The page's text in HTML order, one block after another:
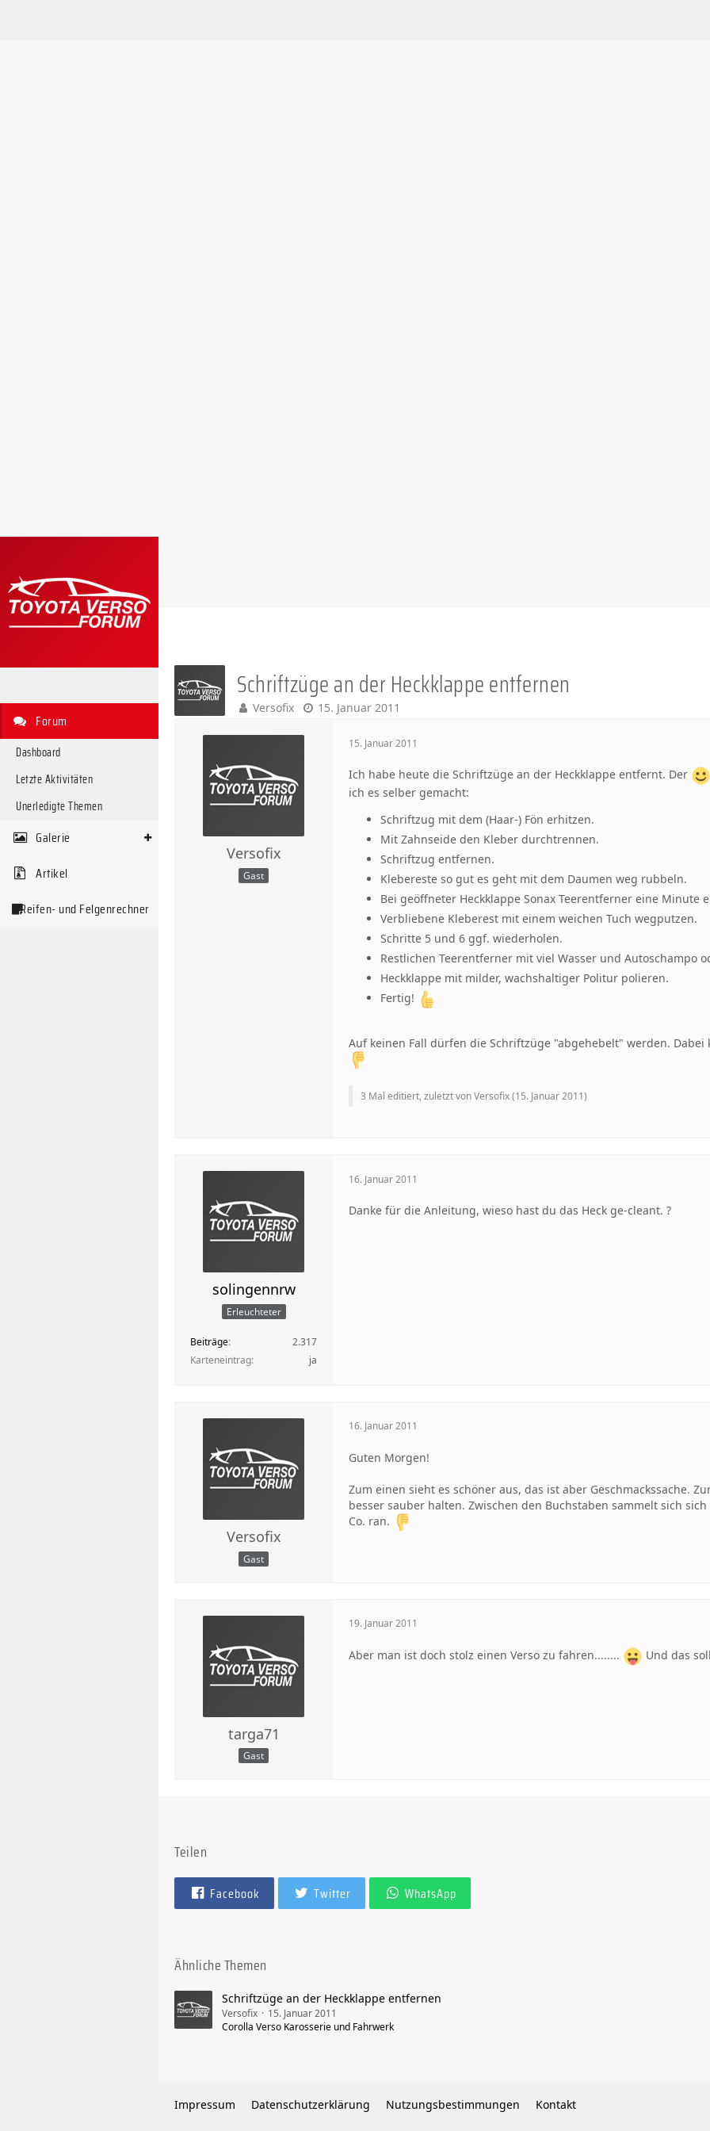
Forum
Dashboard
Letzte Aktivitäten
Unerledigte Themen
Galerie
Artikel
Reifen- und Felgenrechner
Schriftzüge an der Heckklappe entfernen
Versofix 15. Januar 2011
Versofix
Gast
15. Januar 2011
Ich habe heute die Schriftzüge an der Heckklappe entfernt. Der
ich es selber gemacht:
Schriftzug mit dem (Haar-) Fön erhitzen.
Mit Zahnseide den Kleber durchtrennen.
Schriftzug entfernen.
Klebereste so gut es geht mit dem Daumen weg rubbeln.
Bei geöffneter Heckklappe Sonax Teerentferner eine Minute
Verbliebene Kleberest mit einem weichen Tuch wegputzen.
Schritte 5 und 6 ggf. wiederholen.
Restlichen Teerentferner mit viel Wasser und Autoschampo
Heckklappe mit milder, wachshaltiger Politur polieren.
Fertig!
Auf keinen Fall dürfen die Schriftzüge "abgehebelt" werden.
3 Mal editiert, zuletzt von Versofix (15. Januar 2011)
solingennrw
Erleuchteter
Beiträge
2.317
Karteneintrag
ja
16. Januar 2011
Danke für die Anleitung, wieso hast du das Heck ge-cleant. ?
Versofix
Gast
16. Januar 2011
Guten Morgen!
Zum einen sieht es schöner aus, das ist aber Geschmackssache.
besser sauber halten. Zwischen den Buchstaben sammelt sich
Co. ran.
targa71
Gast
19. Januar 2011
Aber man ist doch stolz einen Verso zu fahren........ Und das
Teilen
Facebook Twitter WhatsApp
Ähnliche Themen
Schriftzüge an der Heckklappe entfernen
Versofix
15. Januar 2011
Corolla Verso Karosserie und Fahrwerk
Impressum Datenschutzerklärung Nutzungsbestimmungen Kontakt